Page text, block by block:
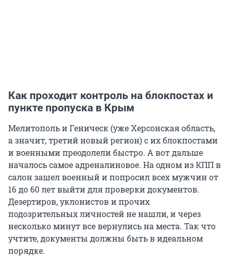
Как проходит контроль на блокпостах и
пункте пропуска в Крым
Мелитополь и Геническ (уже Херсонская область,
а значит, третий новый регион) с их блокпостами
и военными преодолели быстро. А вот дальше
началось самое адреналиновое. На одном из КПП в
салон зашел военный и попросил всех мужчин от
16 до 60 летвыйти для проверки документов.
Дезертиров, уклонистов и прочих
подозрительных личностей не нашли, и через
несколько минут все вернулись на места. Так что
учтите, документы должны быть в идеальном
порядке.